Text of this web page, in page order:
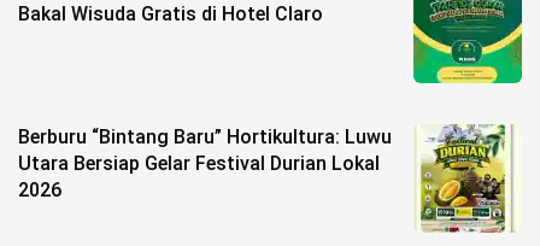
Bakal Wisuda Gratis di Hotel Claro
Berburu “Bintang Baru” Hortikultura: Luwu
Utara Bersiap Gelar Festival Durian Lokal
2026